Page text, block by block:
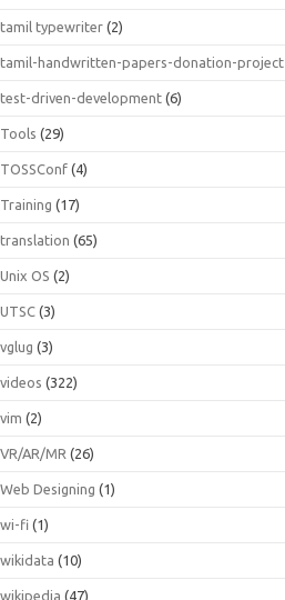
tamil typewriter (2)
tamil-handwritten-papers-donation-project
test-driven-development (6)
Tools (29)
TOSSConf (4)
Training (17)
translation (65)
Unix OS (2)
UTSC (3)
vglug (3)
videos (322)
vim (2)
VR/AR/MR (26)
Web Designing (1)
wi-fi (1)
wikidata (10)
wikipedia (47)